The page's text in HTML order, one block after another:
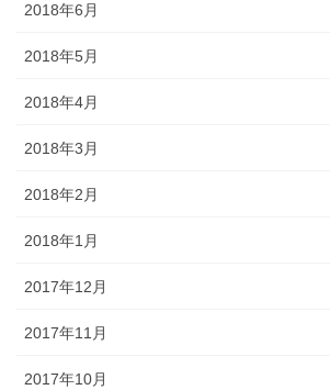
2018年6月
2018年5月
2018年4月
2018年3月
2018年2月
2018年1月
2017年12月
2017年11月
2017年10月